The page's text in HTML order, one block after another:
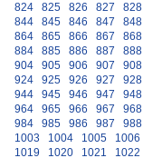
824
825 826 827 828
844
845 846 847 848
864
865 866 867 868
884
885 886 887 888
904
905 906 907 908
924
925 926 927 928
944
945 946 947 948
964
965 966 967 968
984
985 986 987 988
1003
1004 1005 1006
1019
1020 1021 1022